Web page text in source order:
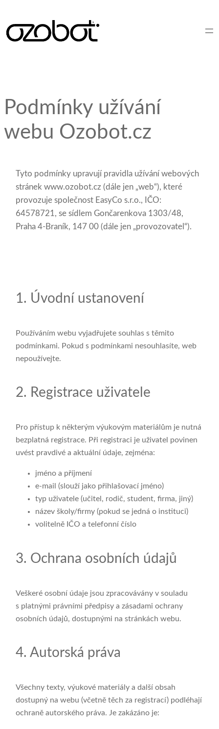
obsah
Podmínky užívání
webu Ozobot.cz
Tyto podmínky upravují pravidla užívání webových
stránek www.ozobot.cz (dále jen „web“), které
provozuje společnost EasyCo s.r.o., IČO:
64578721, se sídlem Gončarenkova 1303/48,
Praha 4‑Braník, 147 00 (dále jen „provozovatel“).
1. Úvodní ustanovení
Používáním webu vyjadřujete souhlas s těmito
podmínkami. Pokud s podmínkami nesouhlasíte, web
nepoužívejte.
2. Registrace uživatele
Pro přístup k některým výukovým materiálům je nutná
bezplatná registrace. Při registraci je uživatel povinen
uvést pravdivé a aktuální údaje, zejména:
jméno a příjmení
e‑mail (slouží jako přihlašovací jméno)
typ uživatele (učitel, rodič, student, firma, jiný)
název školy/firmy (pokud se jedná o instituci)
volitelně IČO a telefonní číslo
3. Ochrana osobních údajů
Veškeré osobní údaje jsou zpracovávány v souladu
s platnými právními předpisy a zásadami ochrany
osobních údajů, dostupnými na stránkách webu.
4. Autorská práva
Všechny texty, výukové materiály a další obsah
dostupný na webu (včetně těch za registrací) podléhají
ochraně autorského práva. Je zakázáno je: